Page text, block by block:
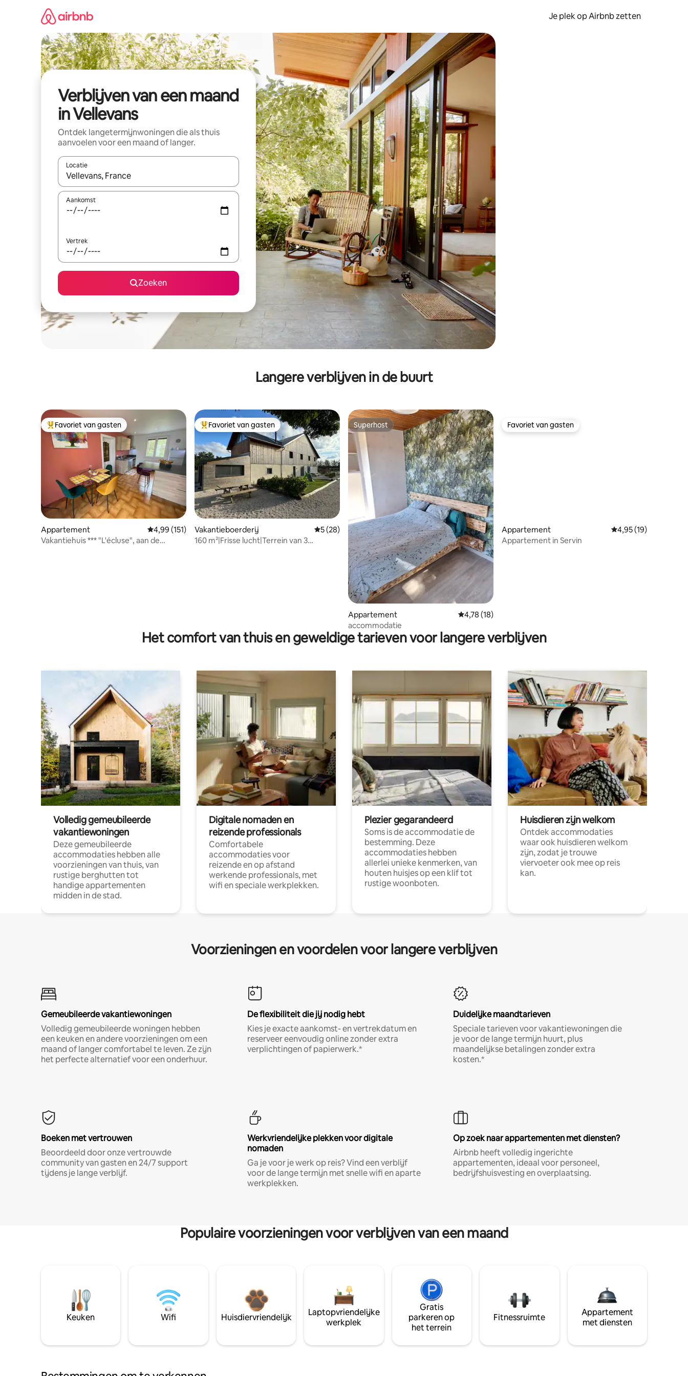
Je plek op Airbnb zetten
Verblijven van een maand
in Vellevans
Ontdek langetermijnwoningen die als thuis
aanvoelen voor een maand of langer.
Locatie
Wanneer er resultaten beschikbaar zijn, maak je een keuze met je de pijltjestoetsen omhoog en omlaag, óf door te tikken of swipen.
Aankomst
Vertrek
Zoeken
Langere verblijven in de buurt
Topfavoriet van gasten
Favoriet van gasten
Appartement Gemiddelde beoordeling van 4,99 op 5, 151 recensies
4,99 (151)
Vakantiehuis *** "L'écluse", aan de
Topfavoriet van gasten
Favoriet van gasten
Vakantieboerderij Gemiddelde beoordeling van 5 op 5, 28 recensies
5 (28)
160 m²|Frisse lucht|Terrein van 3
Superhost
Superhost
Appartement Gemiddelde beoordeling van 4,78 op 5, 18 recensies
4,78 (18)
accommodatie
Favoriet van gasten
Favoriet van gasten
Appartement Gemiddelde
4,95 (19)
Appartement in Servin
Het comfort van thuis en geweldige tarieven voor langere verblijven
Volledig gemeubileerde
vakantiewoningen
Deze gemeubileerde
accommodaties hebben alle
voorzieningen van thuis, van
rustige berghutten tot
handige appartementen
midden in de stad.
Digitale nomaden en
reizende professionals
Comfortabele
accommodaties voor
reizende en op afstand
werkende professionals, met
wifi en speciale werkplekken.
Plezier gegarandeerd
Soms is de accommodatie de
bestemming. Deze
accommodaties hebben
allerlei unieke kenmerken, van
houten huisjes op een klif tot
rustige woonboten.
Huisdieren zijn welkom
Ontdek accommodaties
waar ook huisdieren welkom
zijn, zodat je trouwe
viervoeter ook mee op reis
kan.
Voorzieningen en voordelen voor langere verblijven
Gemeubileerde vakantiewoningen
Volledig gemeubileerde woningen hebben
een keuken en andere voorzieningen om een
maand of langer comfortabel te leven. Ze zijn
het perfecte alternatief voor een onderhuur.
De flexibiliteit die jij nodig hebt
Kies je exacte aankomst- en vertrekdatum en
reserveer eenvoudig online zonder extra
verplichtingen of papierwerk.*
Duidelijke maandtarieven
Speciale tarieven voor vakantiewoningen die
je voor de lange termijn huurt, plus
maandelijkse betalingen zonder extra
kosten.*
Boeken met vertrouwen
Beoordeeld door onze vertrouwde
community van gasten en 24/7 support
tijdens je lange verblijf.
Werkvriendelijke plekken voor digitale
nomaden
Ga je voor je werk op reis? Vind een verblijf
voor de lange termijn met snelle wifi en aparte
werkplekken.
Op zoek naar appartementen met diensten?
Airbnb heeft volledig ingerichte
appartementen, ideaal voor personeel,
bedrijfshuisvesting en overplaatsing.
Populaire voorzieningen voor verblijven van een maand
Keuken Wifi Huisdiervriendelijk
Laptopvriendelijke
werkplek
Gratis
parkeren op
het terrein
Fitnessruimte
Appartement
met diensten